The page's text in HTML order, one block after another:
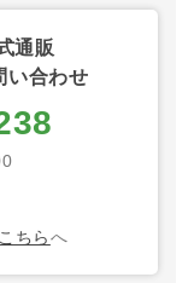
通販
い合わせ
こちらへ